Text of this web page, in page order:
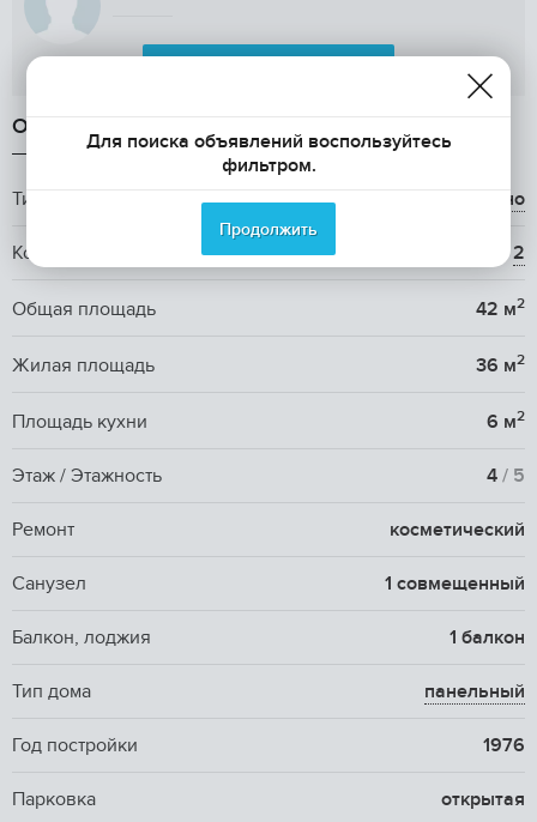
ОБЩАЯ ИНФОРМАЦИЯ
Тип аренды долгосрочно
Количество комнат 2
Общая площадь 42 м2
Жилая площадь 36 м2
Площадь кухни 6 м2
Этаж / Этажность 4 / 5
Ремонт косметический
Санузел 1 совмещенный
Балкон, лоджия 1 балкон
Тип дома панельный
Год постройки 1976
Парковка открытая
Для поиска объявлений воспользуйтесь
фильтром.
Продолжить